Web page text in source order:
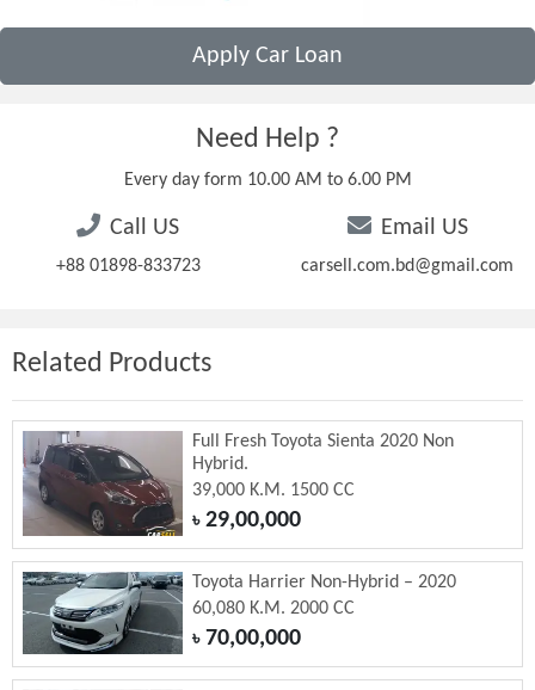
Apply Car Loan
Need Help ?
Every day form 10.00 AM to 6.00 PM
Call US
+88 01898-833723
Email US
carsell.com.bd@gmail.com
Related Products
Full Fresh Toyota Sienta 2020 Non
Hybrid.
39,000 K.M. 1500 CC
৳29,00,000
Toyota Harrier Non-Hybrid – 2020
60,080 K.M. 2000 CC
৳70,00,000